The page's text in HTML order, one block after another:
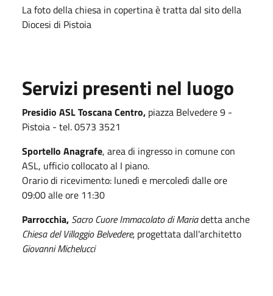
La foto della chiesa in copertina è tratta dal sito della
Diocesi di Pistoia
Servizi presenti nel luogo
Presidio ASL Toscana Centro, piazza Belvedere 9 -
Pistoia - tel. 0573 3521
Sportello Anagrafe, area di ingresso in comune con
ASL, ufficio collocato al I piano.
Orario di ricevimento: lunedì e mercoledì dalle ore
09:00 alle ore 11:30
Parrocchia, Sacro Cuore Immacolato di Mariadetta anche
Chiesa del Villaggio Belvedere, progettata dall'architetto
Giovanni Michelucci